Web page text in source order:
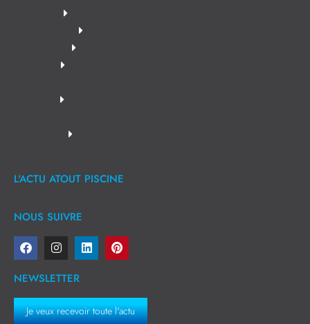
L'ACTU ATOUT PISCINE
NOUS SUIVRE
NEWSLETTER
Je veux recevoir toute l'actu